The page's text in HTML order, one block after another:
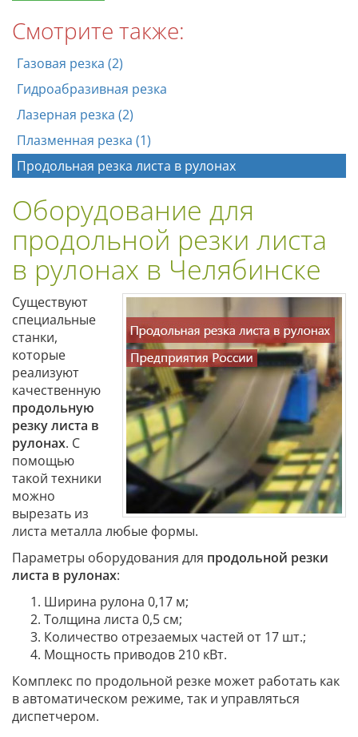
Смотрите также:
Газовая резка (2)
Гидроабразивная резка
Лазерная резка (2)
Плазменная резка (1)
Продольная резка листа в рулонах
Оборудование для
продольной резки листа
в рулонах в Челябинске
Существуют
специальные
станки,
которые
реализуют
качественную
продольную
резку листа в
рулонах. С
помощью
такой техники
можно
вырезать из
листа металла любые формы.
Параметры оборудования для продольной резки
листа в рулонах:
Ширина рулона 0,17 м;
Толщина листа 0,5 см;
Количество отрезаемых частей от 17 шт.;
Мощность приводов 210 кВт.
Комплекс по продольной резке может работать как
в автоматическом режиме, так и управляться
диспетчером.